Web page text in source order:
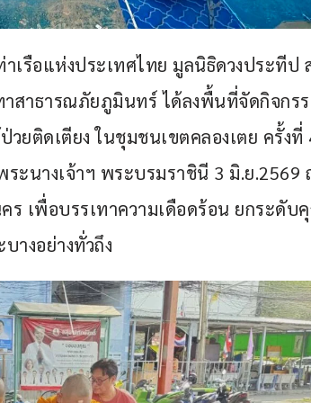
เรือแห่งประเทศไทย มูลนิธิดวงประทีป
าสาธารณภัยภูมินทร์ ได้ลงพื้นที่จัดกิจกร
ยติดเตียง ในชุมชนเขตคลองเตย ครั้งที่
ะนางเจ้าฯ พระบรมราชินี 3 มิ.ย
ร เพื่อบรรเทาความเดือดร้อน ยกระดั
างอย่างทั่วถึง